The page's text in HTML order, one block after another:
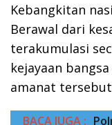
Kebangkitan
Berawal dari
terakumulasi
kejayaan
amanat
BACA JUGA :